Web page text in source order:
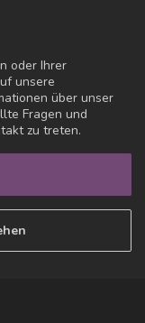
oder Ihrer
unsere
über unser
Fragen und
zu treten.